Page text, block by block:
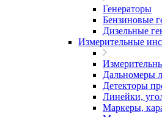
Генераторы
Бензиновые
Дизельные
Измерительные
Дальномеры
Детекторы
Линейки,
Маркеры,